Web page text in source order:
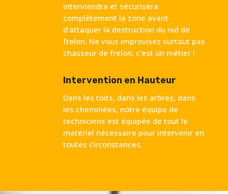
interviendra et sécurisera
complètement la zone avant
d’attaquer la destruction du nid de
frelon. Ne vous improvisez surtout pas
chasseur de frelon, c’est un métier !
Intervention en Hauteur
Dans les toits, dans les arbres, dans
les cheminées, notre équipe de
techniciens est équipée de tout le
matériel nécessaire pour intervenir en
toutes circonstances.